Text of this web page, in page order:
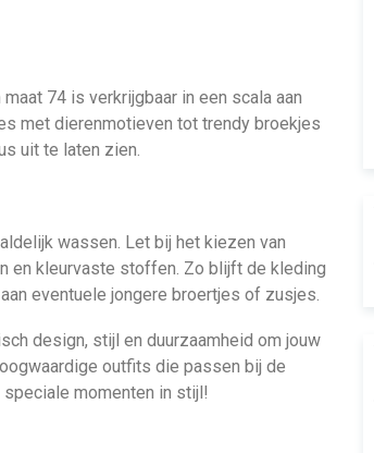
74 is verkrijgbaar in een scala aan
met dierenmotieven tot trendy broekjes
uit te laten zien.
wassen. Let bij het kiezen van
en kleurvaste stoffen. Zo blijft de kleding
eventuele jongere broertjes of zusjes.
design, stijl en duurzaamheid om jouw
outfits die passen bij de
momenten in stijl!